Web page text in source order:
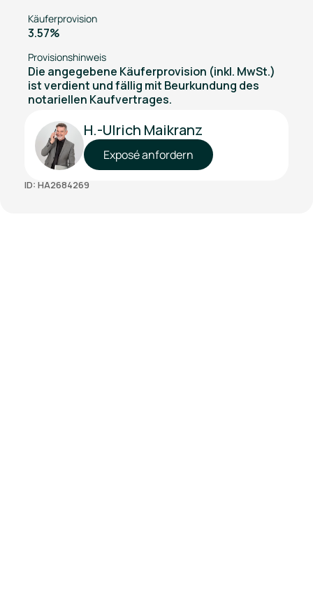
Käuferprovision
3.57%
Provisionshinweis
Die angegebene Käuferprovision (inkl. MwSt.)
ist verdient und fällig mit Beurkundung des
notariellen Kaufvertrages.
H.-Ulrich Maikranz
Exposé anfordern
ID: HA2684269